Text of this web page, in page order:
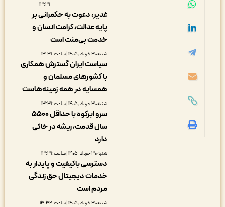
غدیر، دعوت به حکمرانی بر
پایه عدالت، کرامت انسان و
خدمت بی‌منت است
سیاست ایران گسترش همکاری
با کشورهای مسلمان و
همسایه در همه زمینه‌هاست
سرو ابرکوه با حداقل ۵۵۰۰
سال قدمت، ریشه در خاکی
دسترسی باکیفیت و پایدار به
خدمات دیجیتال حق زندگی
مردم است